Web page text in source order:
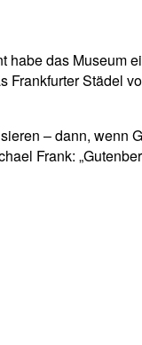
das Museum
Städel
– dann, wenn
Frank: